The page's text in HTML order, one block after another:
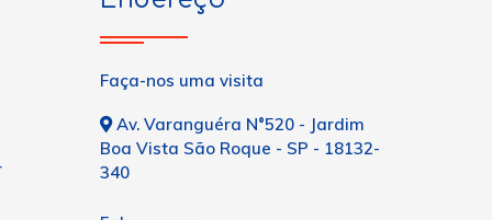
Faça-nos uma visita
Av. Varanguéra N°520 - Jardim
Boa Vista São Roque - SP - 18132-
340